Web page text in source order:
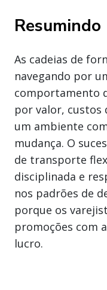
Resumindo
As cadeias de
navegando por
comportamento
por valor, custos
um ambiente
mudança. O
de transporte
disciplinada e
nos padrões de
porque os
promoções com
lucro.